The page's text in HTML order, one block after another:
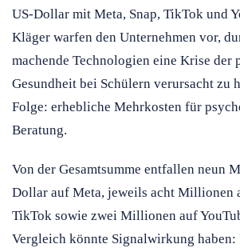
US-Dollar mit Meta, Snap, TikTok und
Kläger warfen den Unternehmen vor,
machende Technologien eine Krise der
Gesundheit bei Schülern verursacht zu
Folge: erhebliche Mehrkosten für
Beratung.
Von der Gesamtsumme entfallen neun
Dollar auf Meta, jeweils acht Millionen
TikTok sowie zwei Millionen auf
Vergleich könnte Signalwirkung haben: